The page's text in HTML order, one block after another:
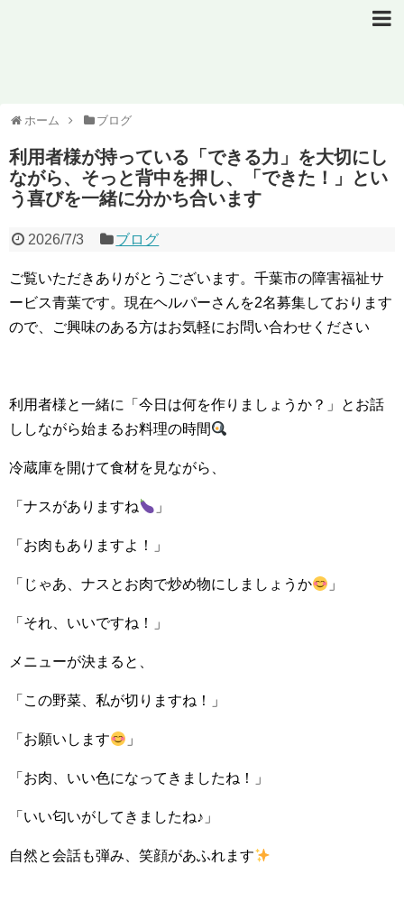
ホーム ブログ
利用者様が持っている「できる力」を大切にし
ながら、そっと背中を押し、「できた！」とい
う喜びを一緒に分かち合います
2026/7/3 ブログ
ご覧いただきありがとうございます。千葉市の障害福祉サ
ービス青葉です。現在ヘルパーさんを2名募集しております
ので、ご興味のある方はお気軽にお問い合わせください
利用者様と一緒に「今日は何を作りましょうか？」とお話
ししながら始まるお料理の時間
冷蔵庫を開けて食材を見ながら、
「ナスがありますね 」
「お肉もありますよ！」
「じゃあ、ナスとお肉で炒め物にしましょうか 」
「それ、いいですね！」
メニューが決まると、
「この野菜、私が切りますね！」
「お願いします 」
「お肉、いい色になってきましたね！」
「いい匂いがしてきましたね♪」
自然と会話も弾み、笑顔があふれます